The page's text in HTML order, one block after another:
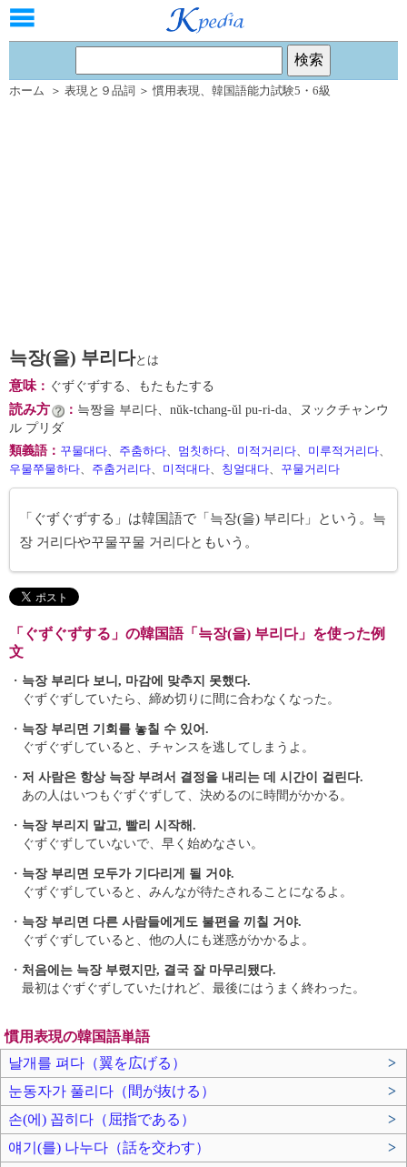
ホーム ＞ 表現と９品詞 ＞ 慣用表現、 韓国語能力試験5・6級
늑장(을) 부리다とは
意味： ぐずぐずする、もたもたする
読み方 ： 늑짱을 부리다、nŭk-tchang-ŭl pu-ri-da、ヌックチャンウ
ル プリダ
類義語 ： 꾸물대다、 주춤하다、 멈칫하다、 미적거리다、 미루적거리다、
우물쭈물하다、 주춤거리다、 미적대다、 칭얼대다、 꾸물거리다
「ぐずぐずする」は韓国語で「늑장(을) 부리다」という。늑
장 거리다や꾸물꾸물 거리다ともいう。
「ぐずぐずする」の韓国語「늑장(을) 부리다」を使った例
文
・ 늑장 부리다 보니, 마감에 맞추지 못했다.
ぐずぐずしていたら、締め切りに間に合わなくなった。
・ 늑장 부리면 기회를 놓칠 수 있어.
ぐずぐずしていると、チャンスを逃してしまうよ。
・ 저 사람은 항상 늑장 부려서 결정을 내리는 데 시간이 걸린다.
あの人はいつもぐずぐずして、決めるのに時間がかかる。
・ 늑장 부리지 말고, 빨리 시작해.
ぐずぐずしていないで、早く始めなさい。
・ 늑장 부리면 모두가 기다리게 될 거야.
ぐずぐずしていると、みんなが待たされることになるよ。
・ 늑장 부리면 다른 사람들에게도 불편을 끼칠 거야.
ぐずぐずしていると、他の人にも迷惑がかかるよ。
・ 처음에는 늑장 부렸지만, 결국 잘 마무리됐다.
最初はぐずぐずしていたけれど、最後にはうまく終わった。
慣用表現の韓国語単語
날개를 펴다（翼を広げる）
>
눈동자가 풀리다（間が抜ける）
>
손(에) 꼽히다（屈指である）
>
얘기(를) 나누다（話を交わす）
>